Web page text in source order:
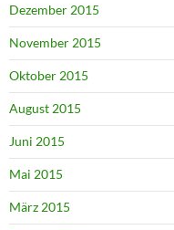
Dezember 2015
November 2015
Oktober 2015
August 2015
Juni 2015
Mai 2015
März 2015